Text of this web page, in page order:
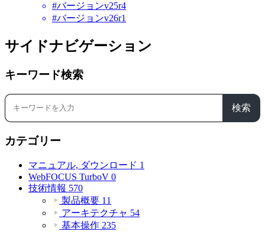
#バージョンv25r4
#バージョンv26r1
サイドナビゲーション
キーワード検索
検索
カテゴリー
マニュアル, ダウンロード 1
WebFOCUS TurboV 0
技術情報 570
製品概要 11
アーキテクチャ 54
基本操作 235